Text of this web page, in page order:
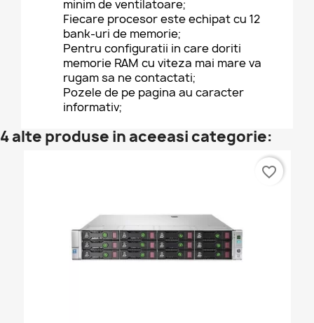
minim de ventilatoare;
Fiecare procesor este echipat cu 12
bank-uri de memorie;
Pentru configuratii in care doriti
memorie RAM cu viteza mai mare va
rugam sa ne contactati;
Pozele de pe pagina au caracter
informativ;
4 alte produse in aceeasi categorie:
favorite_border